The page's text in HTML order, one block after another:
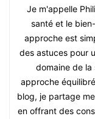
Je m'appelle
santé et le
approche est
des astuces pour
domaine de
approche
blog, je partage
en offrant des